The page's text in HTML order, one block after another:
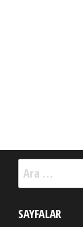
Arama:
SAYFALAR